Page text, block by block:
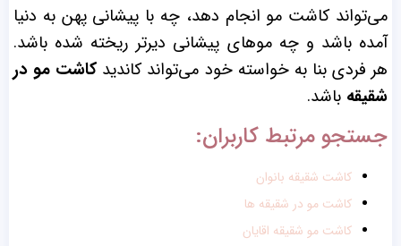
می‌تواند کاشت مو انجام دهد، چه با پیشانی پهن به دنیا
آمده باشد و چه موهای پیشانی دیرتر ریخته شده باشد.
هر فردی بنا به خواسته خود می‌تواند کاندیدکاشت مو در
شقیقه باشد.
جستجو مرتبط کاربران:
کاشت شقیقه بانوان
کاشت مو در شقیقه ها
کاشت مو شقیقه اقایان